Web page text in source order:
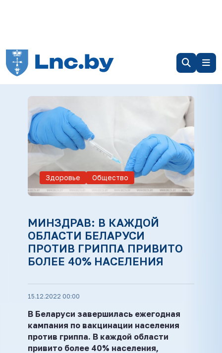
Здоровье Общество
МИНЗДРАВ: В КАЖДОЙ
ОБЛАСТИ БЕЛАРУСИ
ПРОТИВ ГРИППА ПРИВИТО
БОЛЕЕ 40% НАСЕЛЕНИЯ
15.12.2022 00:00
В Беларуси завершилась ежегодная
кампания по вакцинации населения
против гриппа. В каждой области
привито более 40% населения,